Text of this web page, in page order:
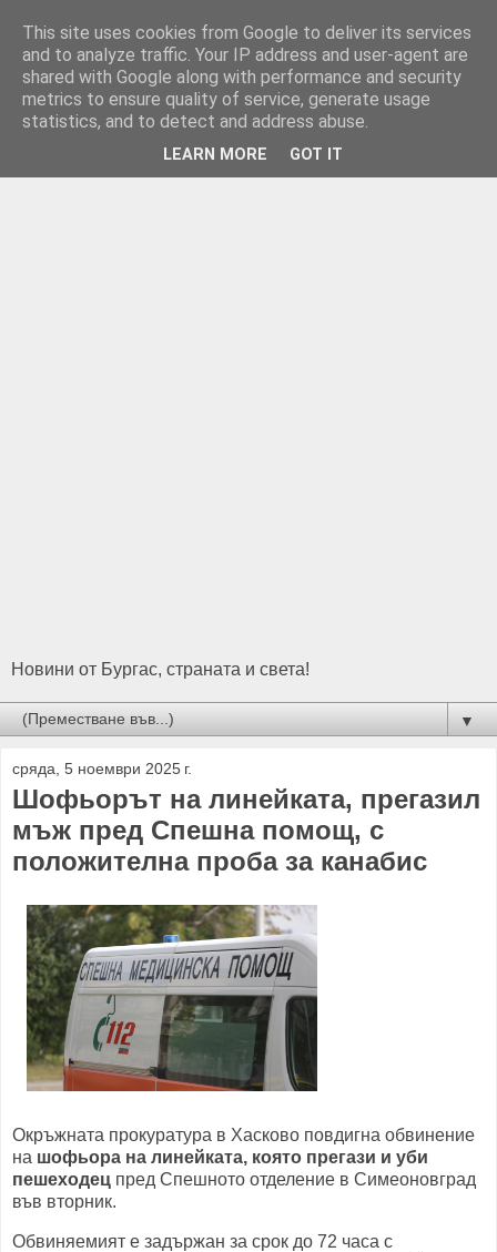
Новини от Бургас, страната и света!
▼
сряда, 5 ноември 2025 г.
Шофьорът на линейката, прегазил
мъж пред Спешна помощ, с
положителна проба за канабис
Окръжната прокуратура в Хасково повдигна обвинение
на шофьора на линейката, която прегази и уби
пешеходец пред Спешното отделение в Симеоновград
във вторник.
Обвиняемият е задържан за срок до 72 часа с
This site uses cookies from Google to deliver its services
and to analyze traffic. Your IP address and user-agent are
shared with Google along with performance and security
metrics to ensure quality of service, generate usage
statistics, and to detect and address abuse.
LEARN MORE GOT IT